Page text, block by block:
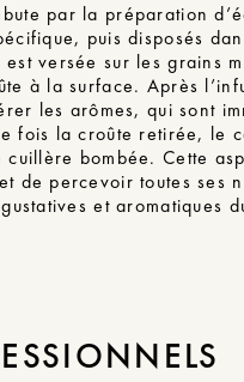
par la préparation
puis disposés
versée sur les grains
à la surface. Après
les arômes, qui sont
fois la croûte retirée, le
cuillère bombée. Cette
de percevoir toutes ses
et aromatiques